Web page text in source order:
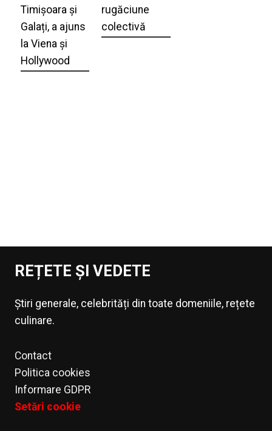
Timișoara și
Galați, a ajuns
la Viena și
Hollywood
rugăciune
colectivă
REȚETE ȘI VEDETE
Știri generale, celebrități din toate domeniile, rețete
culinare.
Contact
Politica cookies
Informare GDPR
Setări cookie